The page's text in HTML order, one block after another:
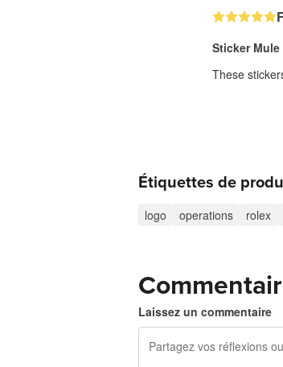
Sticker
These
Étiquettes de
logo operations rolex
Laissez un commentaire